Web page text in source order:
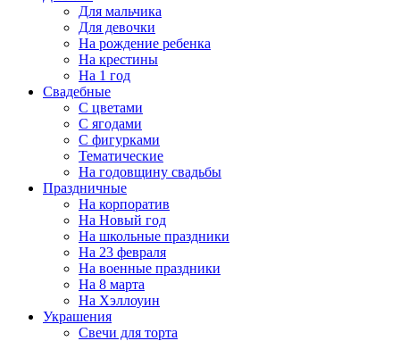
Для мальчика
Для девочки
На рождение ребенка
На крестины
На 1 год
Свадебные
С цветами
С ягодами
С фигурками
Тематические
На годовщину свадьбы
Праздничные
На корпоратив
На Новый год
На школьные праздники
На 23 февраля
На военные праздники
На 8 марта
На Хэллоуин
Украшения
Свечи для торта